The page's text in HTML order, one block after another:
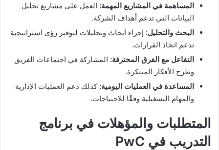
المساهمة في المشاريع المهمة: العمل على مشاريع تحليل
البيانات التي تدعم أهداف الشركة.
البحث والتحليل: إجراء أبحاث وتحليلات لتوفير رؤى استراتيجية
تدعم اتخاذ القرارات.
التفاعل مع الفرق المحترفة: المشاركة في اجتماعات الفريق
وطرح الأفكار المبتكرة.
المساعدة في العمليات اليومية: كذلك دعم العمليات الإدارية
والمهام التشغيلية وفقًا للاحتياجات.
المتطلبات والمؤهلات في برنامج
التدريب في PwC